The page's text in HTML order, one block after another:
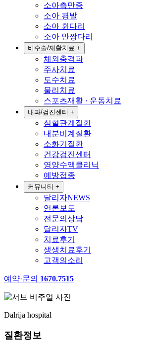
소아측만증
소아 평발
소아 휜다리
소아 안짱다리
비수술/재활치료 +
체외충격파
주사치료
도수치료
물리치료
스포츠재활 · 운동치료
내과/검진센터 +
심혈관계질환
내분비계질환
소화기질환
건강검진센터
영양수액클리닉
예방접종
커뮤니티 +
달리자NEWS
언론보도
전문의상담
달리자TV
치료후기
생생치료후기
고객의소리
예약·문의 1670.7515
Dalrija hospital
질환정보